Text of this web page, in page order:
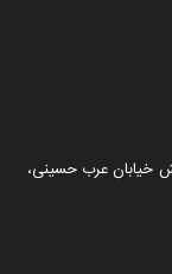
خیابان عرب حسینی،